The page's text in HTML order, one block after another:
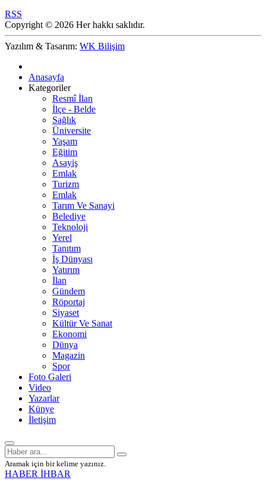
RSS
Copyright © 2026 Her hakkı saklıdır.
Yazılım & Tasarım: WK Bilişim
Anasayfa
Kategoriler
Resmî İlan
İlçe - Belde
Sağlık
Üniversite
Yaşam
Eğitim
Asayiş
Emlak
Turizm
Emlak
Tarım Ve Sanayi
Belediye
Teknoloji
Yerel
Tanıtım
İş Dünyası
Yatırım
İlan
Gündem
Röportaj
Siyaset
Kültür Ve Sanat
Ekonomi
Dünya
Magazin
Spor
Foto Galeri
Video
Yazarlar
Künye
İletişim
Aramak için bir kelime yazınız.
HABER İHBAR